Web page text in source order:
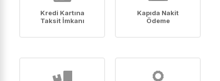
Kredi Kartına
Taksit İmkanı
Kapıda Nakit
Ödeme